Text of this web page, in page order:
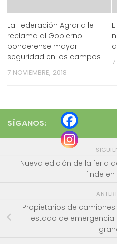
La Federación Agraria le
reclama al Gobierno
bonaerense mayor
seguridad en los campos
7 NOVIEMBRE, 2018
SÍGANOS:
Nueva edición de la feria
finde en
Propietarios de
estado de emergencia